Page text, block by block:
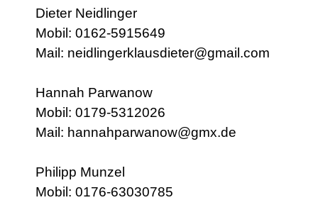
Dieter Neidlinger
Mobil: 0162-5915649
Mail: neidlingerklausdieter@gmail.com
Hannah Parwanow
Mobil: 0179-5312026
Mail: hannahparwanow@gmx.de
Philipp Munzel
Mobil: 0176-63030785